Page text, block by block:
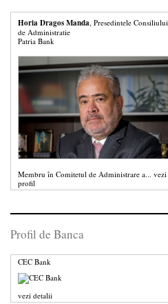
Horia Dragos Manda , Presedintele Consiliului
de Administratie
Patria Bank
Membru în Comitetul de Administrare a... vezi
profil
Profil de Banca
CEC Bank
vezi detalii